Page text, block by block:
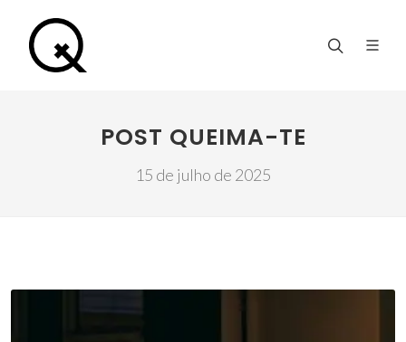
POST QUEIMA-TE
15 de julho de 2025